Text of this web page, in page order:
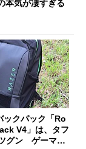
本気が凄すぎる
ックパック「Ro
V4」は、タフ
グン ゲーマー